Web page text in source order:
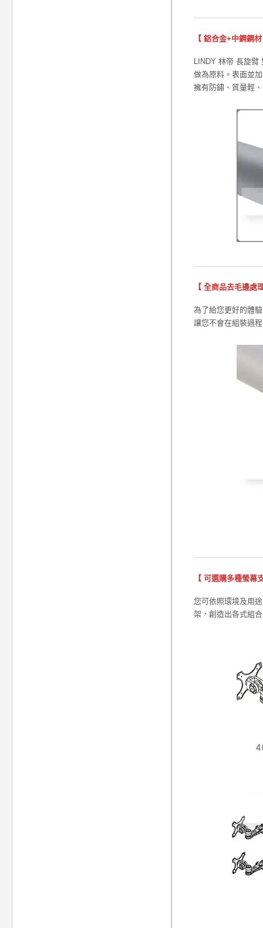
【 鋁合金+中鋼鋼
LINDY 林帝 長旋
做為原料。表面並
擁有防鏽、質量輕
【 全商品去毛邊處
為了給您更好的體
讓您不會在組裝過
【 可選購多種螢幕
您可依照環境及用
架，創造出各式組